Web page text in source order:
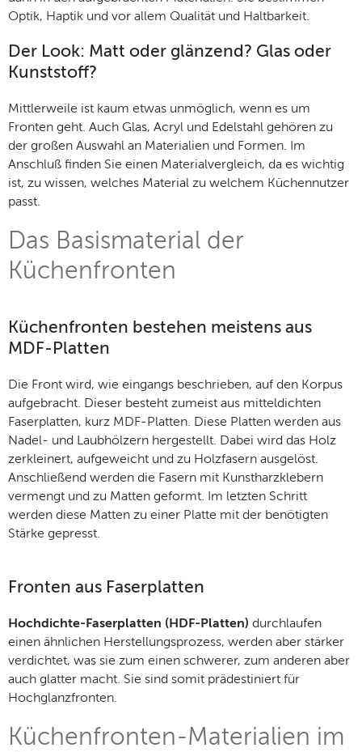
Optik, Haptik und vor allem Qualität und Haltbarkeit.
Der Look: Matt oder glänzend? Glas oder
Kunststoff?
Mittlerweile ist kaum etwas unmöglich, wenn es um
Fronten geht. Auch Glas, Acryl und Edelstahl gehören zu
der großen Auswahl an Materialien und Formen. Im
Anschluß finden Sie einen Materialvergleich, da es wichtig
ist, zu wissen, welches Material zu welchem Küchennutzer
passt.
Das Basismaterial der
Küchenfronten
Küchenfronten bestehen meistens aus
MDF-Platten
Die Front wird, wie eingangs beschrieben, auf den Korpus
aufgebracht. Dieser besteht zumeist aus mitteldichten
Faserplatten, kurz MDF-Platten. Diese Platten werden aus
Nadel- und Laubhölzern hergestellt. Dabei wird das Holz
zerkleinert, aufgeweicht und zu Holzfasern ausgelöst.
Anschließend werden die Fasern mit Kunstharzklebern
vermengt und zu Matten geformt. Im letzten Schritt
werden diese Matten zu einer Platte mit der benötigten
Stärke gepresst.
Fronten aus Faserplatten
Hochdichte-Faserplatten (HDF-Platten) durchlaufen
einen ähnlichen Herstellungsprozess, werden aber stärker
verdichtet, was sie zum einen schwerer, zum anderen aber
auch glatter macht. Sie sind somit prädestiniert für
Hochglanzfronten.
Küchenfronten-Materialien im